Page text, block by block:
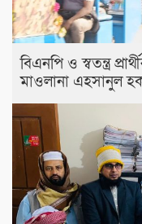
বিএনপি ও স্বতন্ত্র
মাওলানা এহসানুল